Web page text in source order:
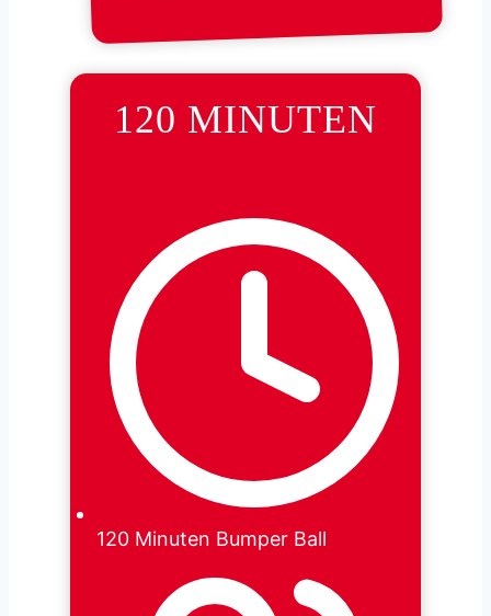
120 MINUTEN
120 Minuten Bumper Ball